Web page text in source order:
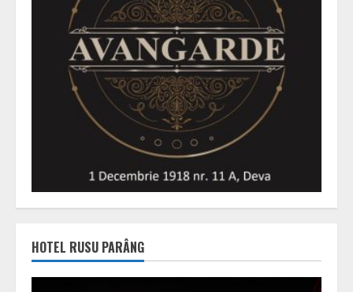
HOTEL RUSU PARÂNG